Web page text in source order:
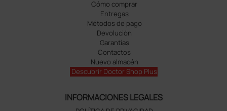
Cómo comprar
Entregas
Métodos de pago
Devolución
Garantías
Contactos
Nuevo almacén
Descubrir Doctor Shop Plus
INFORMACIONES LEGALES